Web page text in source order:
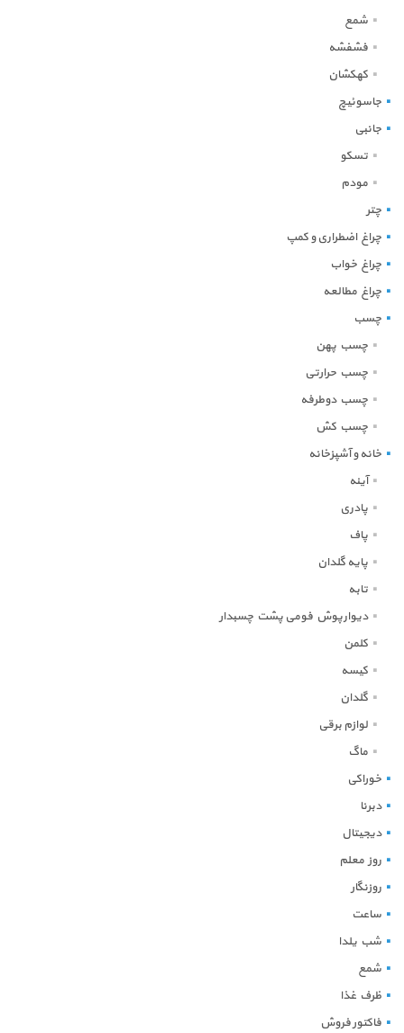
شمع
فشفشه
کهکشان
جاسوئیچ
جانبی
تسکو
مودم
چتر
چراغ اضطراری و کمپ
چراغ خواب
چراغ مطالعه
چسب
چسب پهن
چسب حرارتی
چسب دوطرفه
چسب کش
خانه و آشپزخانه
آینه
پادری
پاف
پایه گلدان
تابه
دیوارپوش فومی پشت چسبدار
کلمن
کیسه
گلدان
لوازم برقی
ماگ
خوراکی
دبرنا
دیجیتال
روز معلم
روزنگار
ساعت
شب یلدا
شمع
ظرف غذا
فاکتور فروش